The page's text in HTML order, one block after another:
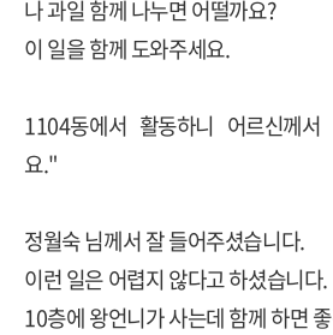
나 과일 함께 나누면 어떨까요?
이 일을 함께 도와주세요.
1104동에서 활동하니 어르신께서
요."
정월숙 님께서 잘 들어주셨습니다.
이런 일은 어렵지 않다고 하셨습니다.
10층에 왕언니가 사는데 함께 하면